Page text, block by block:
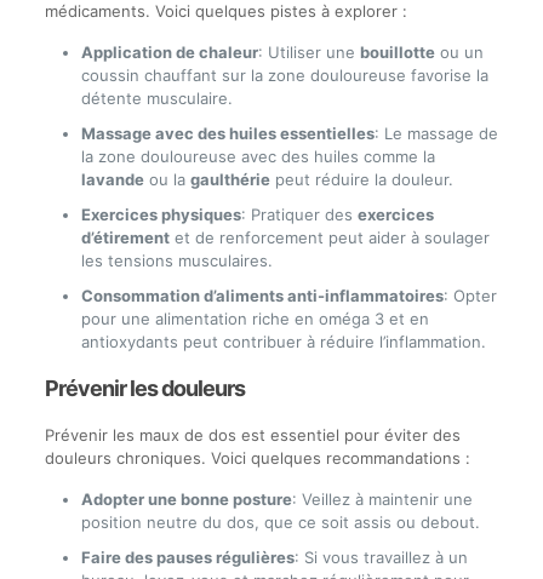
médicaments. Voici quelques pistes à explorer :
Application de chaleur: Utiliser une bouillotteou un
coussin chauffant sur la zone douloureuse favorise la
détente musculaire.
Massage avec des huiles essentielles: Le massage de
la zone douloureuse avec des huiles comme la
lavandeou la gaulthériepeut réduire la douleur.
Exercices physiques: Pratiquer des exercices
d’étirementet de renforcement peut aider à soulager
les tensions musculaires.
Consommation d’aliments anti-inflammatoires: Opter
pour une alimentation riche en oméga 3 et en
antioxydants peut contribuer à réduire l’inflammation.
Prévenir les douleurs
Prévenir les maux de dos est essentiel pour éviter des
douleurs chroniques. Voici quelques recommandations :
Adopter une bonne posture: Veillez à maintenir une
position neutre du dos, que ce soit assis ou debout.
Faire des pauses régulières: Si vous travaillez à un